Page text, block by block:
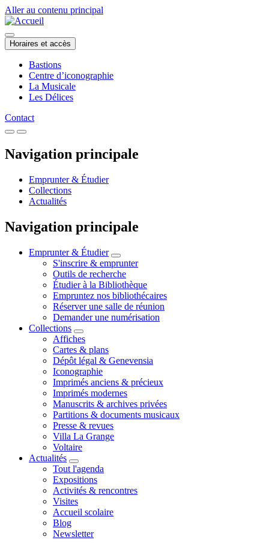
Aller au contenu principal
Horaires et accès
Bastions
Centre d’iconographie
La Musicale
Les Délices
Contact
Navigation principale
Emprunter & Étudier
Collections
Actualités
Navigation principale
Emprunter & Étudier
S'inscrire & emprunter
Outils de recherche
Étudier à la Bibliothèque
Empruntez nos bibliothécaires
Réserver une salle de réunion
Demander une numérisation
Collections
Affiches
Cartes & plans
Dépôt légal & Genevensia
Iconographie
Imprimés anciens & précieux
Imprimés modernes
Manuscrits & archives privées
Partitions & documents musicaux
Presse & revues
Villa La Grange
Voltaire
Actualités
Tout l'agenda
Expositions
Activités & rencontres
Visites
Accueil scolaire
Blog
Newsletter